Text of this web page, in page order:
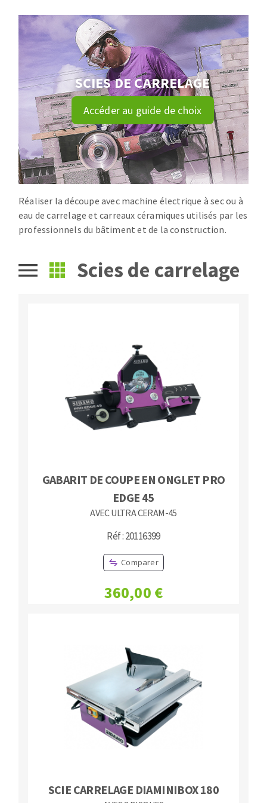
Disques fibre
Roues à lamelles
Meules sur tige
Brosses
Meules de tourets
Feutres à polir
Bandes sans fin
Rouleaux d'atelier
NETTOYAGE
Aspirateurs
MACHINES POUR LE TRAVAIL DU MÉTAL
Tronçonneuses
Scies à ruban
Perceuses
Perceuses magnétiques
Tourets
Fraises scies
SCIES DE CARRELAGE
Accéder au guide de choix
Réaliser la découpe avec machine électrique à sec ou à
eau de carrelage et carreaux céramiques utilisés par les
professionnels du bâtiment et de la construction.
Scies de carrelage
GABARIT DE COUPE EN ONGLET PRO
EDGE 45
AVEC ULTRA CERAM-45
Réf : 20116399
Comparer
360,00 €
SCIE CARRELAGE DIAMINIBOX 180